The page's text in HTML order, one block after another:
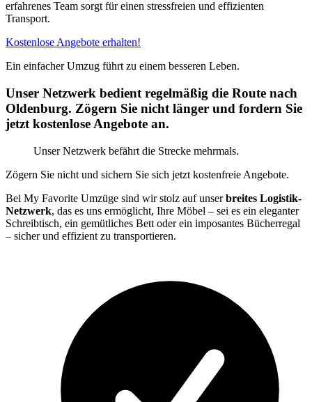
erfahrenes Team sorgt für einen stressfreien und effizienten
Transport.
Kostenlose Angebote erhalten!
Ein einfacher Umzug führt zu einem besseren Leben.
Unser Netzwerk bedient regelmäßig die Route nach
Oldenburg. Zögern Sie nicht länger und fordern Sie
jetzt kostenlose Angebote an.
Unser Netzwerk befährt die Strecke mehrmals.
Zögern Sie nicht und sichern Sie sich jetzt kostenfreie Angebote.
Bei My Favorite Umzüge sind wir stolz auf unserbreites Logistik-
Netzwerk, das es uns ermöglicht, Ihre Möbel – sei es ein eleganter
Schreibtisch, ein gemütliches Bett oder ein imposantes Bücherregal
– sicher und effizient zu transportieren.